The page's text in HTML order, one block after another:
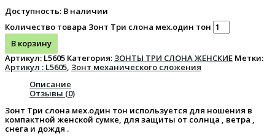
Доступность: В наличии
Количество товара Зонт Три слона мех.один тон
В корзину
Артикул: L5605 Категория: ЗОНТЫ ТРИ СЛОНА ЖЕНСКИЕ Метки:
Артикул : L5605, Зонт механического сложения
Описание
Отзывы (0)
Зонт Три слона мех.один тон используется для ношения в
компактной женской сумке, для защиты от солнца , ветра ,
снега и дождя .